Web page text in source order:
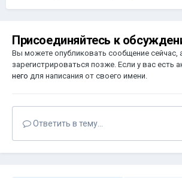
Присоединяйтесь к
Вы можете опубликовать сообщение сейчас,
зарегистрироваться позже. Если у вас есть
него для написания от своего имени.
Ответить в тему...